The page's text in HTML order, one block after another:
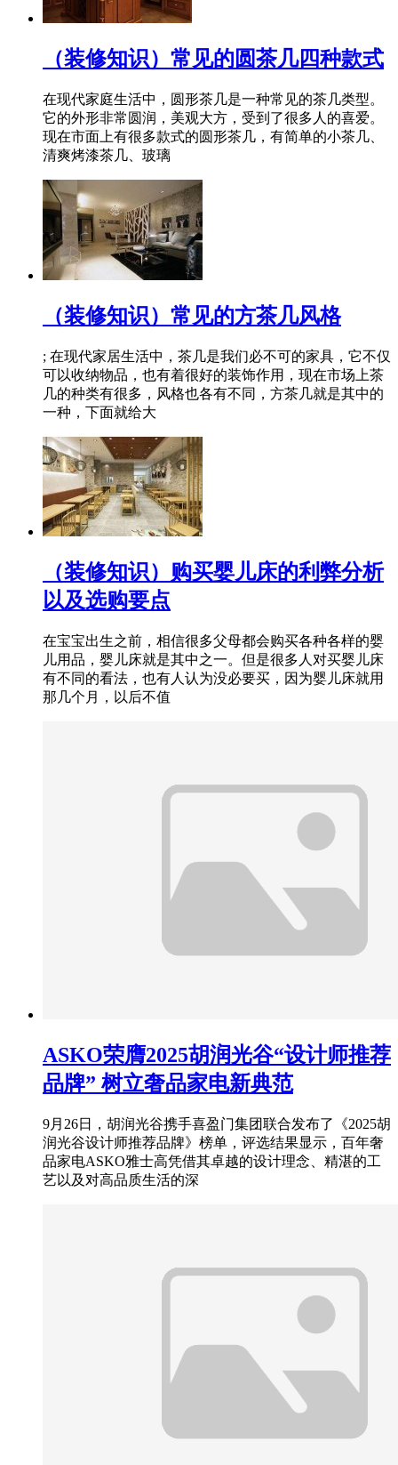
（装修知识）常见的圆茶几四种款式
在现代家庭生活中，圆形茶几是一种常见的茶几类型。
它的外形非常圆润，美观大方，受到了很多人的喜爱。
现在市面上有很多款式的圆形茶几，有简单的小茶几、
清爽烤漆茶几、玻璃
（装修知识）常见的方茶几风格
; 在现代家居生活中，茶几是我们必不可的家具，它不仅
可以收纳物品，也有着很好的装饰作用，现在市场上茶
几的种类有很多，风格也各有不同，方茶几就是其中的
一种，下面就给大
（装修知识）购买婴儿床的利弊分析
以及选购要点
在宝宝出生之前，相信很多父母都会购买各种各样的婴
儿用品，婴儿床就是其中之一。但是很多人对买婴儿床
有不同的看法，也有人认为没必要买，因为婴儿床就用
那几个月，以后不值
ASKO荣膺2025胡润光谷“设计师推荐
品牌” 树立奢品家电新典范
9月26日，胡润光谷携手喜盈门集团联合发布了《2025胡
润光谷设计师推荐品牌》榜单，评选结果显示，百年奢
品家电ASKO雅士高凭借其卓越的设计理念、精湛的工
艺以及对高品质生活的深